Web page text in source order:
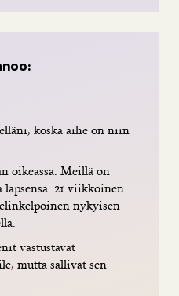
koska aihe on niin
oikeassa. Meillä on
21 viikkoinen
nykyisen
vastustavat
mutta sallivat sen